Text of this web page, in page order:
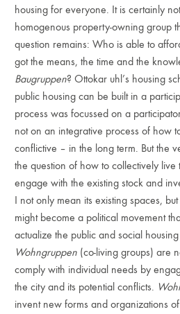
housing for everyone. It is certainly
homogenous property-owning group
question remains: Who is able to
got the means, the time and the
Baugruppen? Ottokar uhl’s housing
public housing can be built in a
process was focussed on a
not on an integrative process of how
conflictive – in the long term. But the
the question of how to collectively
engage with the existing stock and
I not only mean its existing spaces,
might become a political movement
actualize the public and social
Wohngruppen (co-living groups) are
comply with individual needs by
the city and its potential conflicts.
invent new forms and organizations